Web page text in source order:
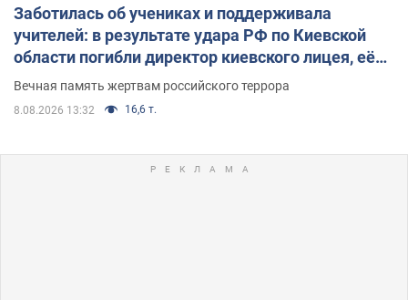
Заботилась об учениках и поддерживала
учителей: в результате удара РФ по Киевской
области погибли директор киевского лицея, её
муж и внук
Вечная память жертвам российского террора
8.08.2026 13:32 16,6 т.